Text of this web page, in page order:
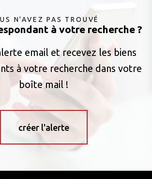
N'AVEZ PAS TROUVÉ
à votre recherche ?
email et recevez les biens
à votre recherche dans votre
boîte mail !
créer l'alerte